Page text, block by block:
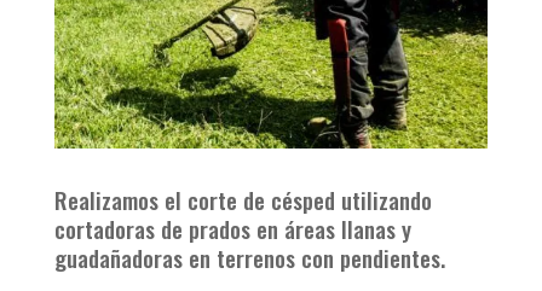
Realizamos el corte de césped utilizando
cortadoras de prados en áreas llanas y
guadañadoras en terrenos con pendientes.